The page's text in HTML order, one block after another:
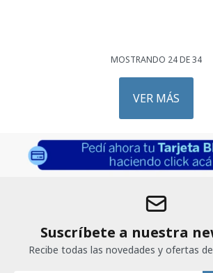
MOSTRANDO 24DE34
VER MÁS
Suscríbete a nuestra
Recibe todas las novedades y ofertas